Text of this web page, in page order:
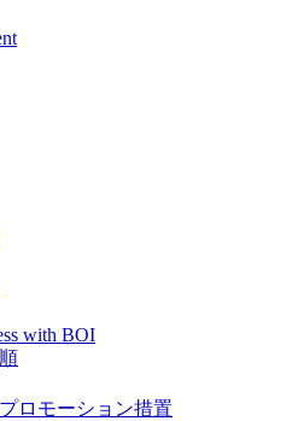
with BOI
ロモーション措置